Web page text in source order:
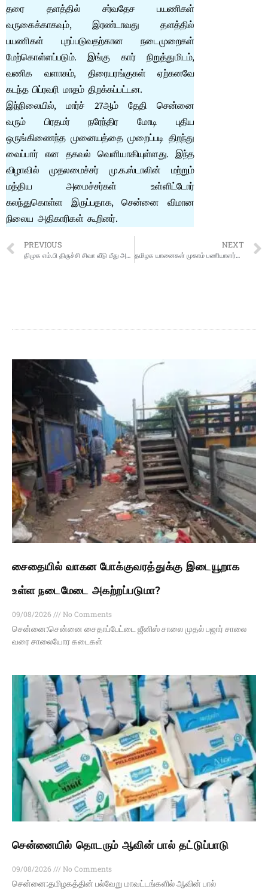
தரை தளத்தில் சர்வதேச பயணிகள்
வருகைக்காகவும், இரண்டாவது தளத்தில்
பயணிகள் புறப்படுவதற்கான நடைமுறைகள்
மேற்கொள்ளப்படும். இங்கு கார் நிறுத்துமிடம்,
வணிக வளாகம், திரையரங்குகள் ஏற்கனவே
கடந்த பிப்ரவரி மாதம் திறக்கப்பட்டன.
இந்நிலையில், மார்ச் 27ஆம் தேதி சென்னை
வரும் பிரதமர் நரேந்திர மோடி புதிய
ஒருங்கிணைந்த முனையத்தை முறைப்படி திறந்து
வைப்பார் என தகவல் வெளியாகியுள்ளது. இந்த
விழாவில் முதலமைச்சர் மு.க.ஸ்டாலின் மற்றும்
மத்திய அமைச்சர்கள் உள்ளிட்டோர்
கலந்துகொள்ள இருப்பதாக, சென்னை விமான
நிலைய அதிகாரிகள் கூறினர்.
PREVIOUS
திமுக எம்.பி திருச்சி சிவா வீடு மீது அமைச்சர் கே.என்.நேரு ஆதரவாளர்கள் தாக்குதல்; கார் கண்ணாடி உடைப்பு
NEXT
தமிழக யானைகள் முகாம் பணியாளர்கள் 91 பேருக்கு தலா ரூ.1 லட்சம் பரிசு: முதல்வர் மு.க.ஸ்டாலின் உத்தரவு
சைதையில் வாகன போக்குவரத்துக்கு இடையூறாக
உள்ள நடைமேடை அகற்றப்படுமா?
09/08/2026
No Comments
சென்னை:சென்னை சைதாப்பேட்டை ஜீனிஸ் சாலை முதல் பஜார் சாலை
வரை சாலையோர கடைகள்
சென்னையில் தொடரும் ஆவின் பால் தட்டுப்பாடு
09/08/2026
No Comments
சென்னை:தமிழகத்தின் பல்வேறு மாவட்டங்களில் ஆவின் பால்